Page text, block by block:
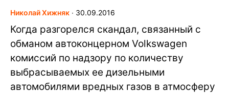
Николай Хижняк ∙ 30.09.2016
Когда разгорелся скандал, связанный с
обманом автоконцерном Volkswagen
комиссий по надзору по количеству
выбрасываемых ее дизельными
автомобилями вредных газов в атмосферу